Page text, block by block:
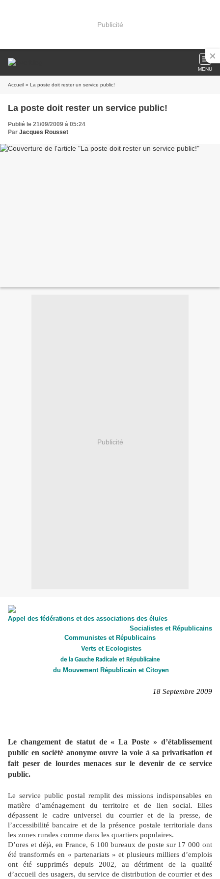
Publicité
MENU
Accueil » La poste doit rester un service public!
La poste doit rester un service public!
Publié le 21/09/2009 à 05:24
Par Jacques Rousset
Publicité
Appel des fédérations et des associations des élu/es
Socialistes et Républicains
Communistes et Républicains
Verts et Ecologistes
de la Gauche Radicale et Républicaine
du Mouvement Républicain et Citoyen
18 Septembre 2009
Le changement de statut de « La Poste » d’établissement
public en société anonyme ouvre la voie à sa privatisation et
fait peser de lourdes menaces sur le devenir de ce service
public.
Le service public postal remplit des missions indispensables en
matière d’aménagement du territoire et de lien social. Elles
dépassent le cadre universel du courrier et de la presse, de
l’accessibilité bancaire et de la présence postale territoriale dans
les zones rurales comme dans les quartiers populaires.
D’ores et déjà, en France, 6 100 bureaux de poste sur 17 000 ont
été transformés en « partenariats » et plusieurs milliers d’emplois
ont été supprimés depuis 2002, au détriment de la qualité
d’accueil des usagers, du service de distribution de courrier et des